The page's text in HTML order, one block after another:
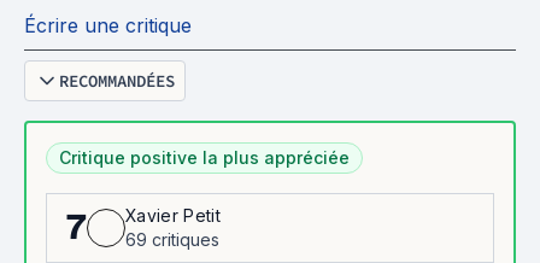
Écrire une critique
RECOMMANDÉES
Critique positive la plus appréciée
7
Xavier Petit
69 critiques